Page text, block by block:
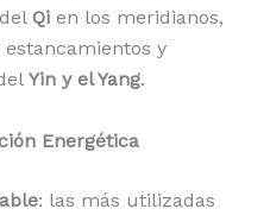
Qien los meridianos,
y
Yin y el Yang.
Energética
: las más utilizadas